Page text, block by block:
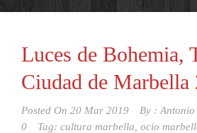
Luces de Bohemia,
Ciudad de Marbella
Posted On 20 Mar 2019 By : Antonio
0
Tag: cultura marbella ocio